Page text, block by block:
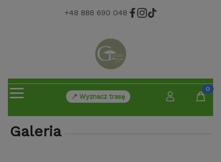
+48 888 690 048
📍 Wyznacz trasę
Galeria